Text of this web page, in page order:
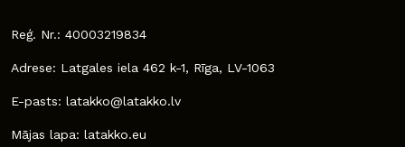
Reģ. Nr.: 40003219834
Adrese: Latgales iela 462 k-1, Rīga, LV-1063
E-pasts: latakko@latakko.lv
Mājas lapa: latakko.eu